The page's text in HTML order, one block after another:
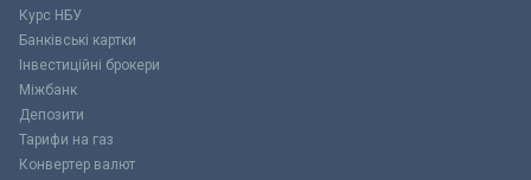
Курс НБУ
Банківські картки
Інвестиційні брокери
Міжбанк
Депозити
Тарифи на газ
Конвертер валют